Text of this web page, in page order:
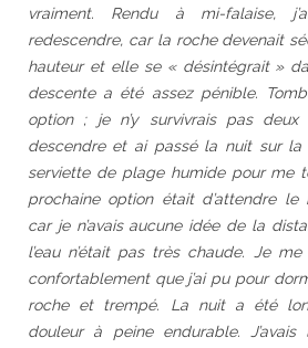
vraiment. Rendu à mi-falaise,
redescendre, car la roche devenait
hauteur et elle se « désintégrait »
descente a été assez pénible.
option ; je n’y survivrais pas deux
descendre et ai passé la nuit sur la
serviette de plage humide pour me
prochaine option était d’attendre le
car je n’avais aucune idée de la
l’eau n’était pas très chaude. Je
confortablement que j’ai pu pour
roche et trempé. La nuit a été
douleur à peine endurable.